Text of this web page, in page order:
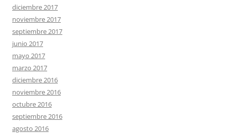
diciembre 2017
noviembre 2017
septiembre 2017
junio 2017
mayo 2017
marzo 2017
diciembre 2016
noviembre 2016
octubre 2016
septiembre 2016
agosto 2016